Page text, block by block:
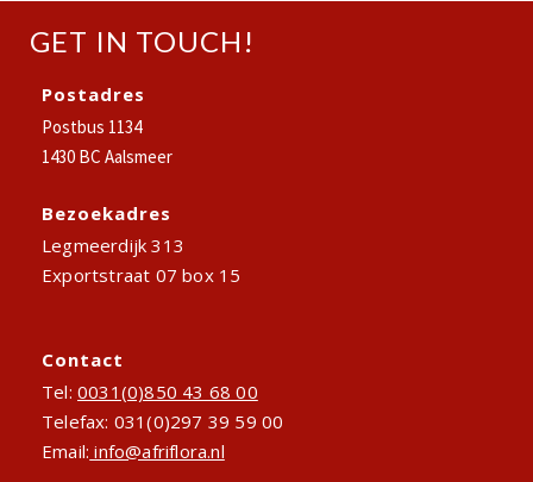
GET IN TOUCH!
Postadres
Postbus 1134
1430 BC Aalsmeer
Bezoekadres
Legmeerdijk 313
Exportstraat 07 box 15
Contact
Tel: 0031(0)850 43 68 00
Telefax: 031(0)297 39 59 00
Email: info@afriflora.nl